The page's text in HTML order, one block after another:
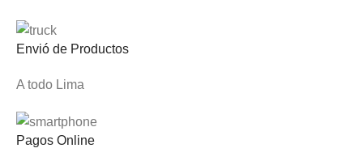
Envió de Productos
A todo Lima
Pagos Online